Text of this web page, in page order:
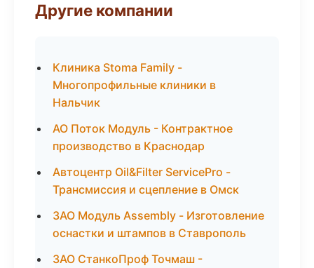
Другие компании
Клиника Stoma Family -
Многопрофильные клиники в
Нальчик
АО Поток Модуль - Контрактное
производство в Краснодар
Автоцентр Oil&Filter ServicePro -
Трансмиссия и сцепление в Омск
ЗАО Модуль Assembly - Изготовление
оснастки и штампов в Ставрополь
ЗАО СтанкоПроф Точмаш -